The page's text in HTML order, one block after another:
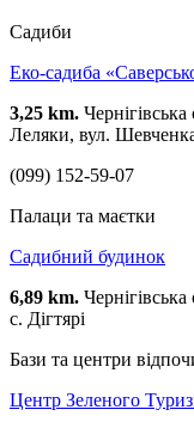
Садиби
Еко-садиба
3,25 km.
Леляки, вул.
(099) 152-59-07
Палаци та маєтки
Садибний будинок
6,89 km.
с. Дігтярі
Бази та центри
Центр Зеленого